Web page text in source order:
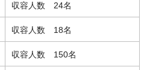
収容人数 24名
収容人数 18名
収容人数 150名